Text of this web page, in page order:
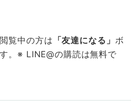
覧中の方は 「友達になる」 ボ
。※ LINE@の購読は無料で